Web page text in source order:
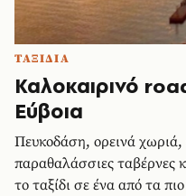
ΤΑΞΙΔΙΑ
Καλοκαιρινό
Εύβοια
Πευκοδάση, ορεινά χωριά,
παραθαλάσσιες ταβέρνες
το ταξίδι σε ένα από τα